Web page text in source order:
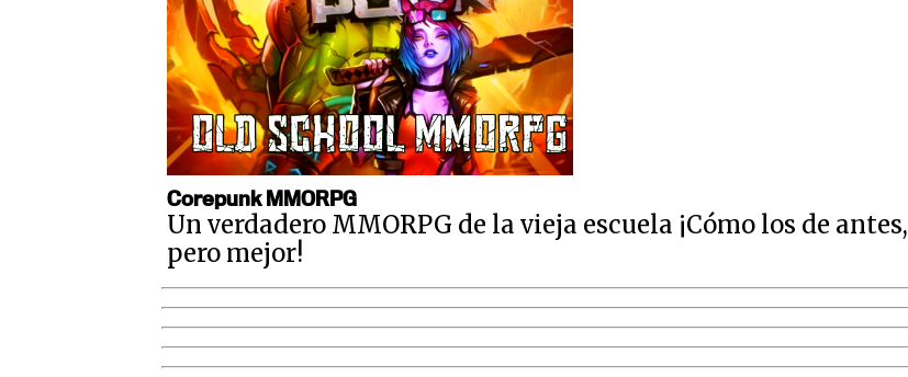
Corepunk MMORPG
Un verdadero MMORPG de la vieja escuela ¡Cómo los de antes,
pero mejor!